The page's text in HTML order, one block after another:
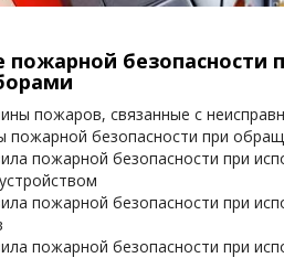
пожарной безопасности
пожаров, связанные с
пожарной безопасности при
пожарной безопасности при
пожарной безопасности при
пожарной безопасности при